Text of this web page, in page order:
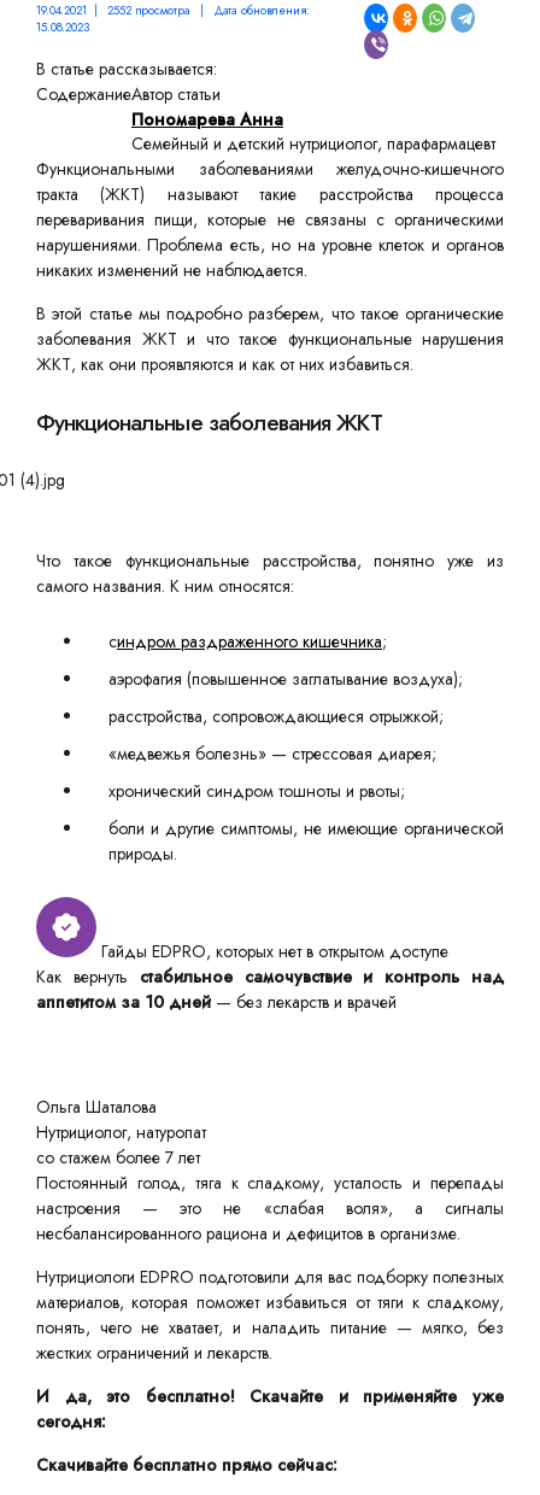
19.04.2021 | 2552 просмотра | Дата обновления:
15.08.2023
В статье рассказывается:
СодержаниеАвтор статьи
Пономарева Анна
Семейный и детский нутрициолог, парафармацевт
Функциональными заболеваниями желудочно-кишечного
тракта (ЖКТ) называют такие расстройства процесса
переваривания пищи, которые не связаны с органическими
нарушениями. Проблема есть, но на уровне клеток и органов
никаких изменений не наблюдается.
В этой статье мы подробно разберем, что такое органические
заболевания ЖКТ и что такое функциональные нарушения
ЖКТ, как они проявляются и как от них избавиться.
Функциональные заболевания ЖКТ
Что такое функциональные расстройства, понятно уже из
самого названия. К ним относятся:
синдром раздраженного кишечника;
аэрофагия (повышенное заглатывание воздуха);
расстройства, сопровождающиеся отрыжкой;
«медвежья болезнь» — стрессовая диарея;
хронический синдром тошноты и рвоты;
боли и другие симптомы, не имеющие органической
природы.
Гайды EDPRO, которых нет в открытом доступе
Как вернуть стабильное самочувствие и контроль над
аппетитом за 10 дней — без лекарств и врачей
Ольга Шаталова
Нутрициолог, натуропат
со стажем более 7 лет
Постоянный голод, тяга к сладкому, усталость и перепады
настроения — это не «слабая воля», а сигналы
несбалансированного рациона и дефицитов в организме.
Нутрициологи EDPRO подготовили для вас подборку полезных
материалов, которая поможет избавиться от тяги к сладкому,
понять, чего не хватает, и наладить питание — мягко, без
жестких ограничений и лекарств.
И да, это бесплатно! Скачайте и применяйте уже
сегодня:
Скачивайте бесплатно прямо сейчас: